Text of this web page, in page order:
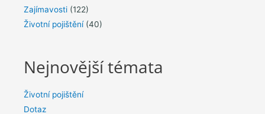
Zajímavosti (122)
Životní pojištění(40)
Nejnovější témata
Životní pojištění
Dotaz